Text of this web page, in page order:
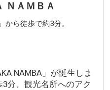
ＮＡＭＢＡ
から徒歩で約3分。
NAMBA」が誕生しま
分、観光名所へのアク